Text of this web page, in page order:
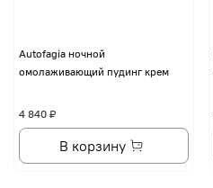
Autofagia ночной
омолаживающий пудинг крем
4 840 ₽
В корзину